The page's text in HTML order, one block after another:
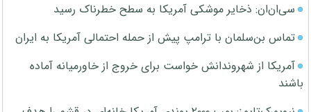
سی‌ان‌ان: ذخایر موشکی آمریکا به سطح خطرناک رسید
تماس بن‌سلمان با ترامپ پیش از حمله احتمالی آمریکا به ایران
آمریکا از شهروندانش خواست برای خروج از خاورمیانه آماده
باشند